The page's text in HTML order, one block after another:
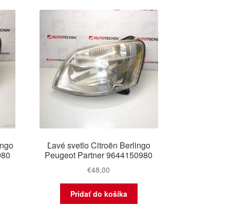
Ľavé svetlo Citroën Berlingo
Peugeot Partner 9644150980
€48,00
Pridať do košíka